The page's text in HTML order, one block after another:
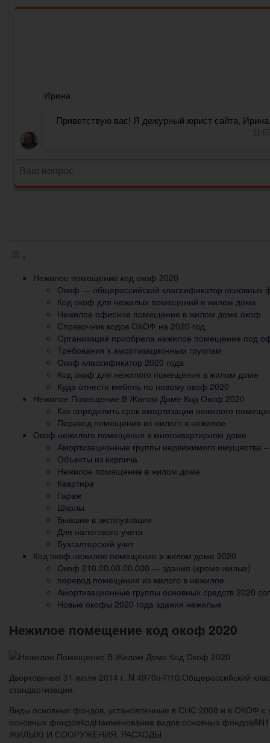
Нежилое помещение код окоф 2020
Окоф — общероссийский классификатор основных
Код окоф для нежилых помещений в жилом доме
Нежилое офисное помещение в жилом доме окоф
Справочник кодов ОКОФ на 2020 год
Организация приобрела нежилое помещение под
Требования к амортизационным группам
Окоф классификатор 2020 года
Код окоф для нежилого помещения в жилом доме
Куда отнести мебель по новому окоф 2020
Нежилое Помещение В Жилом Доме Код Окоф 2020
Как определить срок амортизации нежилого
Перевод помещения из жилого в нежилое
Окоф нежилого помещения в многоквартирном доме
Амортизационные группы недвижимого имущества
Объекты из кирпича
Нежилое помещение в жилом доме
Квартира
Гараж
Школы
Бывшие в эксплуатации
Для налогового учета
Бухгалтерский учет
Код окоф нежилое помещение в жилом доме 2020
Окоф 210.00.00.00.000 — здания (кроме жилых)
перевод помещения из жилого в нежилое
Амортизационные группы основных средств 2020
Новые окофы 2020 года здания нежилые
Нежилое помещение код окоф 2020
Дворковичем 31 июля 2014 г. N 4970п-П10.Общероссийский
стандартизации.
Виды основных фондов, установленные в СНС 2008 и в ОКОФ
основных фондовКодНаименование видов основных
ЖИЛЫХ) И СООРУЖЕНИЯ, РАСХОДЫ